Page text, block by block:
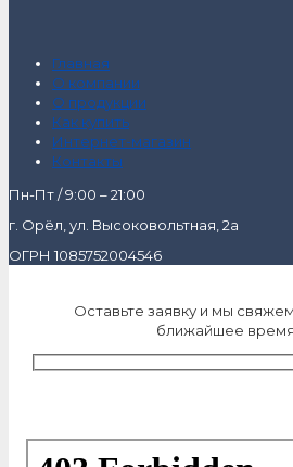
Главная
О компании
О продукции
Как купить
Интернет-магазин
Контакты
Пн-Пт / 9:00 – 21:00
г. Орёл, ул. Высоковольтная, 2а
ОГРН 1085752004546
Оставьте заявку и мы
ближайшее время